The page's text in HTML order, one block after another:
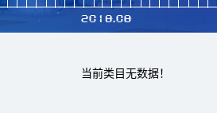
当前类目无数据！